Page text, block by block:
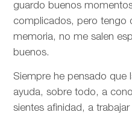
guardo buenos
complicados, pero tengo
memoria, no me salen
buenos.
Siempre he pensado que
ayuda, sobre todo, a
sientes afinidad, a